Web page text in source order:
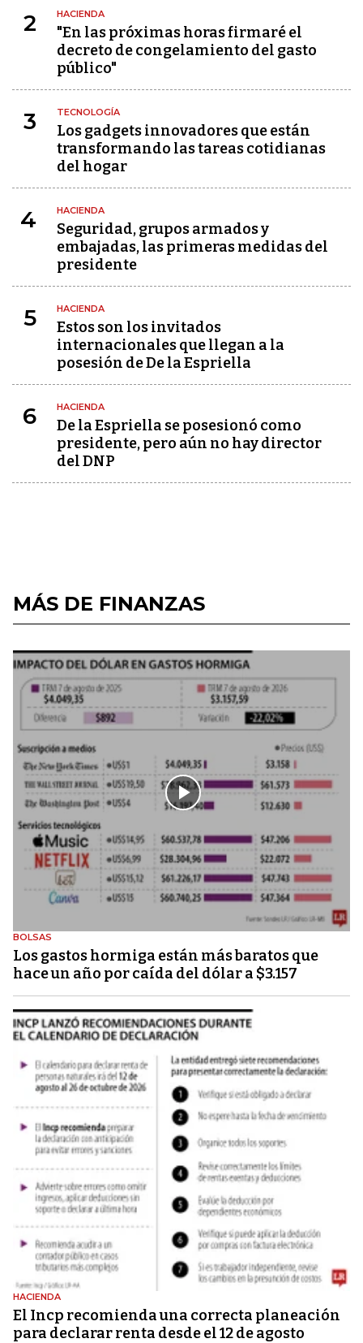
2 HACIENDA
"En las próximas horas firmaré el
decreto de congelamiento del gasto
público"
3 TECNOLOGÍA
Los gadgets innovadores que están
transformando las tareas cotidianas
del hogar
4 HACIENDA
Seguridad, grupos armados y
embajadas, las primeras medidas del
presidente
5 HACIENDA
Estos son los invitados
internacionales que llegan a la
posesión de De la Espriella
6 HACIENDA
De la Espriella se posesionó como
presidente, pero aún no hay director
del DNP
MÁS DE FINANZAS
BOLSAS
Los gastos hormiga están más baratos que
hace un año por caída del dólar a $3.157
HACIENDA
El Incp recomienda una correcta planeación
para declarar renta desde el 12 de agosto